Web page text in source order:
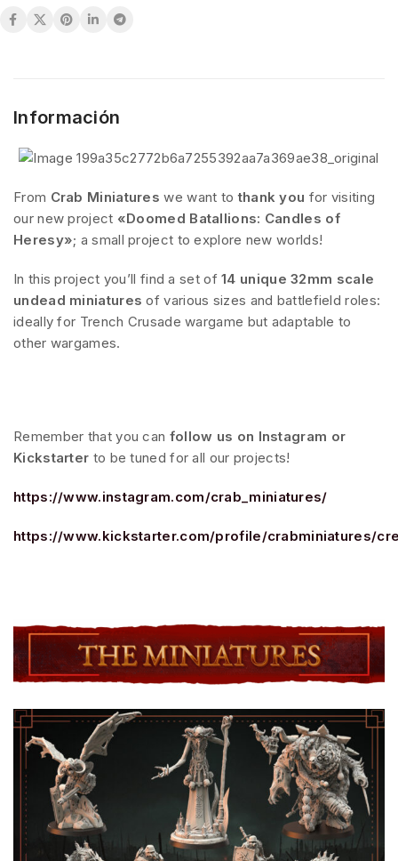
Información
From Crab Miniatures we want tothank you for visiting
our new project «Doomed Batallions: Candles of
Heresy»; a small project to explore new worlds!
In this project you’ll find aset of14 unique 32mm scale
undead miniatures of various sizes and battlefield roles:
ideally for Trench Crusade wargame but adaptable to
other wargames.
Remember that you can follow us on Instagram or
Kickstarter to be tuned for all our projects!
https://www.instagram.com/crab_miniatures/
https://www.kickstarter.com/profile/crabminiatures/